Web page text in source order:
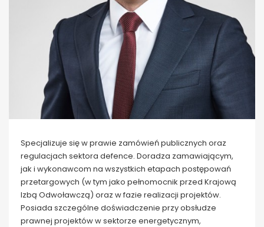
Specjalizuje się w prawie zamówień publicznych oraz
regulacjach sektora defence. Doradza zamawiającym,
jak i wykonawcom na wszystkich etapach postępowań
przetargowych (w tym jako pełnomocnik przed Krajową
Izbą Odwoławczą) oraz w fazie realizacji projektów.
Posiada szczególne doświadczenie przy obsłudze
prawnej projektów w sektorze energetycznym,